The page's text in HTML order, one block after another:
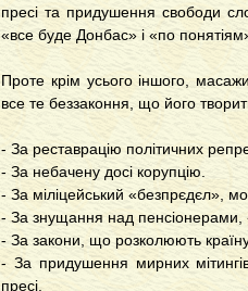
пресі та придушення свободи
«все буде Донбас» і «по
Проте крім усього іншого,
все те беззаконня, що його
- За реставрацію політичних
- За небачену досі корупцію.
- За міліцейський «безпрєдєл»,
- За знущання над
- За закони, що розколюють
- За придушення мирних
пресі.